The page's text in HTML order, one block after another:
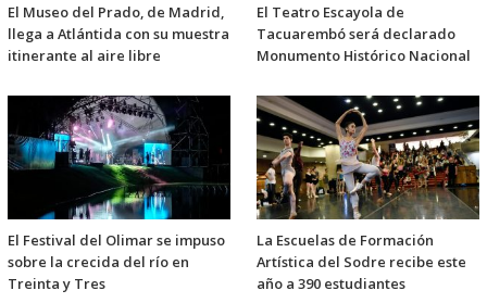
El Museo del Prado, de Madrid,
llega a Atlántida con su muestra
itinerante al aire libre
El Teatro Escayola de
Tacuarembó será declarado
Monumento Histórico Nacional
El Festival del Olimar se impuso
sobre la crecida del río en
Treinta y Tres
La Escuelas de Formación
Artística del Sodre recibe este
año a 390 estudiantes